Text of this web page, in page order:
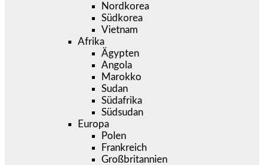
Nordkorea
Südkorea
Vietnam
Afrika
Ägypten
Angola
Marokko
Sudan
Südafrika
Südsudan
Europa
Polen
Frankreich
Großbritannien